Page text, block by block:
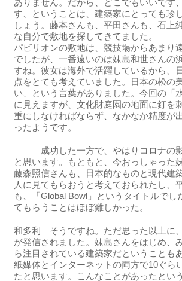
ありません。だから、どこでもいいです
す、ということは、建築家にとっても珍
しょう。藤本さんも、平田さんも、石上
な自分で敷地を探してきてました。
パビリオンの敷地は、競技場からあまり
でしたが、一番遠いのは妹島和世さんの
すね。彼女は海外で活躍しているから、
点をとても考えていました。日本の松の
い、という言葉がありました。今回の「
に見えますが、文化財庭園の地面に釘を
重にしなければならず、なかなか精度が
ったようです。
―― 成功した一方で、やはりコロナの
と思います。もともと、今おっしゃった
藤森照信さんも、日本的なものと現代建
人に見てもらおうと考えておられたし、
も、「Global Bowl」というタイトルでし
てもらうことはほぼ難しかった。
和多利 そうですね。ただ思った以上に
が発信されました。妹島さんをはじめ、
ら注目されている建築家だということも
紙媒体とインターネットの両方で10ぐら
たと思います。こんなことがあったとい